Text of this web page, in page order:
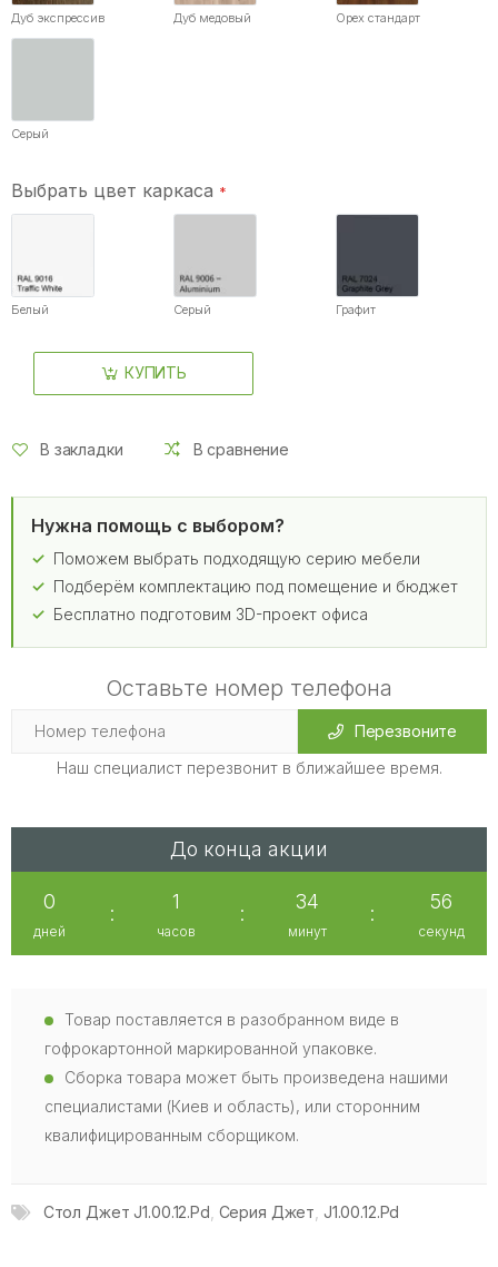
Дуб экспрессив Дуб медовый Орех стандарт
Серый
Выбрать цвет каркаса
Белый Серый Графит
КУПИТЬ
В закладки В сравнение
Нужна помощь с выбором?
Поможем выбрать подходящую серию мебели
Подберём комплектацию под помещение и бюджет
Бесплатно подготовим 3D-проект офиса
Оставьте номер телефона
Перезвоните
Наш специалист перезвонит в ближайшее время.
До конца акции
0
дней
:
1
часов
:
34
минут
:
55
секунд
Товар поставляется в разобранном виде в
гофрокартонной маркированной упаковке.
Сборка товара может быть произведена нашими
специалистами (Киев и область), или сторонним
квалифицированным сборщиком.
Стол Джет J1.00.12.Pd Серия Джет J1.00.12.Pd